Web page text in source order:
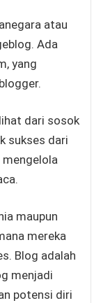
atau
Ada
yang
dari sosok
sukses dari
mengelola
maupun
mereka
Blog adalah
menjadi
potensi diri